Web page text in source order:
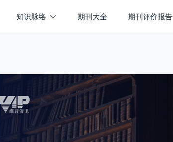
知识脉络 期刊大全 期刊评价报告